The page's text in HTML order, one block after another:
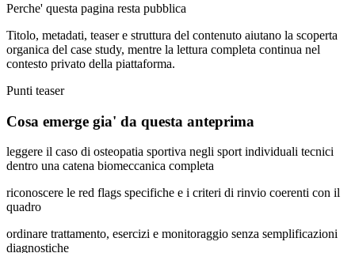
Perche' questa pagina resta pubblica
Titolo, metadati, teaser e struttura del contenuto aiutano la scoperta
organica del case study, mentre la lettura completa continua nel
contesto privato della piattaforma.
Punti teaser
Cosa emerge gia' da questa anteprima
leggere il caso di osteopatia sportiva negli sport individuali tecnici
dentro una catena biomeccanica completa
riconoscere le red flags specifiche e i criteri di rinvio coerenti con il
quadro
ordinare trattamento, esercizi e monitoraggio senza semplificazioni
diagnostiche